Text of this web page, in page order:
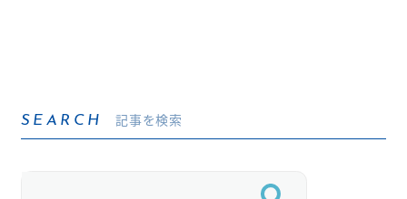
SEARCH 記事を検索